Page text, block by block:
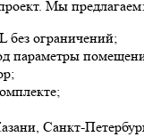
Мы предлагаем:
без ограничений;
параметры
Санкт-